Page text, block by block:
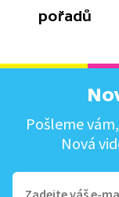
pořadů
Pošleme
Nová